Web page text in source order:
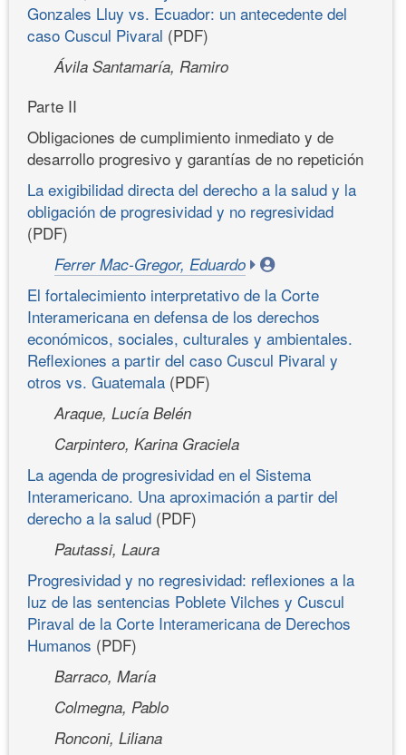
Gonzales Lluy vs. Ecuador: un antecedente del
caso Cuscul Pivaral (PDF)
Ávila Santamaría, Ramiro
Parte II
Obligaciones de cumplimiento inmediato y de
desarrollo progresivo y garantías de no repetición
La exigibilidad directa del derecho a la salud y la
obligación de progresividad y no regresividad
(PDF)
Ferrer Mac-Gregor, Eduardo
El fortalecimiento interpretativo de la Corte
Interamericana en defensa de los derechos
económicos, sociales, culturales y ambientales.
Reflexiones a partir del caso Cuscul Pivaral y
otros vs. Guatemala (PDF)
Araque, Lucía Belén
Carpintero, Karina Graciela
La agenda de progresividad en el Sistema
Interamericano. Una aproximación a partir del
derecho a la salud (PDF)
Pautassi, Laura
Progresividad y no regresividad: reflexiones a la
luz de las sentencias Poblete Vilches y Cuscul
Piraval de la Corte Interamericana de Derechos
Humanos (PDF)
Barraco, María
Colmegna, Pablo
Ronconi, Liliana